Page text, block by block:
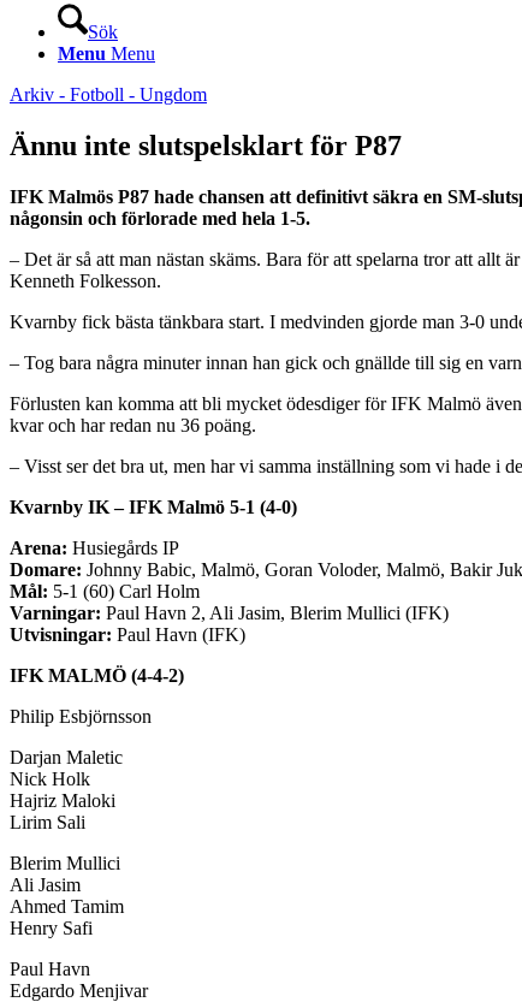
Sök
Menu Menu
Arkiv - Fotboll - Ungdom
Ännu inte slutspelsklart för P87
IFK Malmös P87 hade chansen att definitivt säkra en SM-
någonsin och förlorade med hela 1-5.
– Det är så att man nästan skäms. Bara för att spelarna tror att
Kenneth Folkesson.
Kvarnby fick bästa tänkbara start. I medvinden gjorde man 3-0
– Tog bara några minuter innan han gick och gnällde till sig en
Förlusten kan komma att bli mycket ödesdiger för IFK Malmö
kvar och har redan nu 36 poäng.
– Visst ser det bra ut, men har vi samma inställning som vi hade i
Kvarnby IK – IFK Malmö 5-1 (4-0)
Arena: Husiegårds IP
Domare: Johnny Babic, Malmö, Goran Voloder, Malmö, Bakir
Mål: 5-1 (60) Carl Holm
Varningar: Paul Havn 2, Ali Jasim, Blerim Mullici (IFK)
Utvisningar: Paul Havn (IFK)
IFK MALMÖ (4-4-2)
Philip Esbjörnsson
Darjan Maletic
Nick Holk
Hajriz Maloki
Lirim Sali
Blerim Mullici
Ali Jasim
Ahmed Tamim
Henry Safi
Paul Havn
Edgardo Menjivar